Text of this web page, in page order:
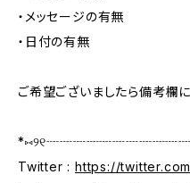
・メッセージの有無
・日付の有無
ご希望ございましたら備考欄
Twitter : https://